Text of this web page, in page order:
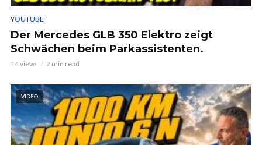
YOUTUBE
Der Mercedes GLB 350 Elektro zeigt
Schwächen beim Parkassistenten.
14 views 2 min read
VIDEO